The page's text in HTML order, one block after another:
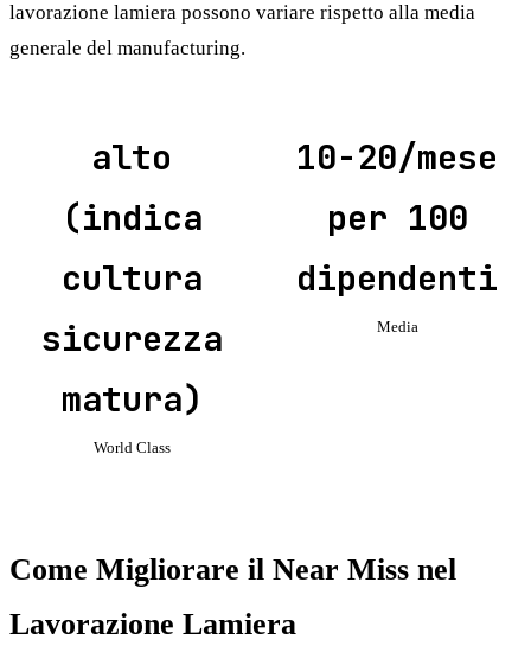
lavorazione lamiera possono variare rispetto alla media
generale del manufacturing.
alto
(indica
cultura
sicurezza
matura)
World Class
10-20/mese
per 100
dipendenti
Media
Come Migliorare il Near Miss nel
Lavorazione Lamiera